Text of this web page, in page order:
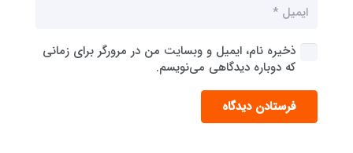
ذخیره نام، ایمیل و وبسایت من در مرورگر برای زمانی
که دوباره دیدگاهی می‌نویسم.
فرستادن دیدگاه